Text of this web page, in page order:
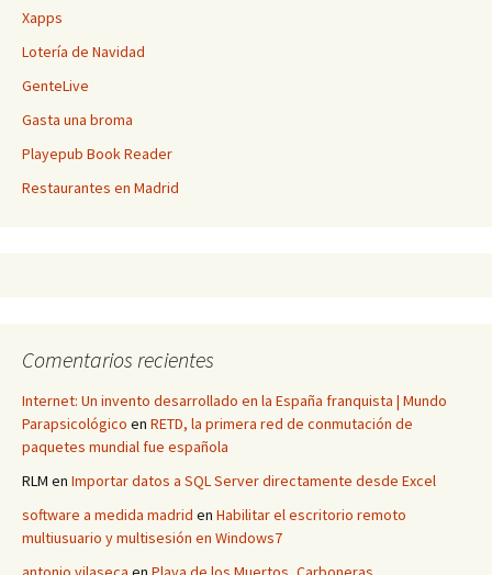
Xapps
Lotería de Navidad
GenteLive
Gasta una broma
Playepub Book Reader
Restaurantes en Madrid
Comentarios recientes
Internet: Un invento desarrollado en la España franquista | Mundo
Parapsicológico en RETD, la primera red de conmutación de
paquetes mundial fue española
RLM en Importar datos a SQL Server directamente desde Excel
software a medida madrid en Habilitar el escritorio remoto
multiusuario y multisesión en Windows7